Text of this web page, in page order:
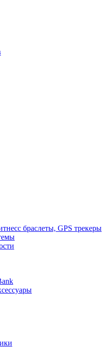
браслеты, GPS трекеры